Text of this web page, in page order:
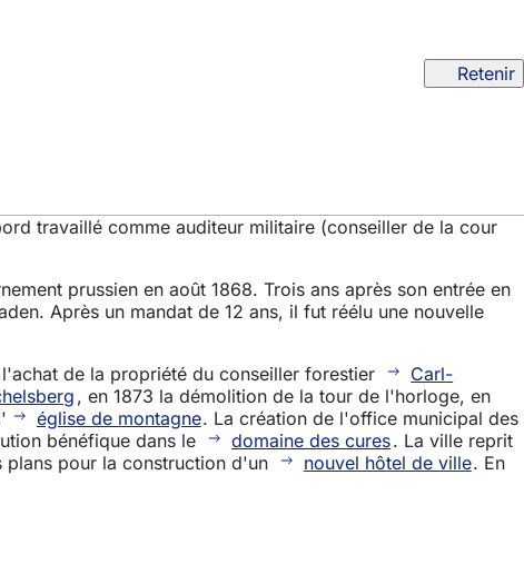
Retenir
travaillé comme auditeur militaire (conseiller de la cour
prussien en août 1868. Trois ans après son entrée en
Après un mandat de 12 ans, il fut réélu une nouvelle
de la propriété du conseiller forestier
Carl-
, en 1873 la démolition de la tour de l'horloge, en
église de montagne. La création de l'office municipal des
bénéfique dans le domaine des cures. La ville reprit
plans pour la construction d'un
nouvel hôtel de ville. En